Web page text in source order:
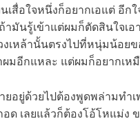
เสื่อใจหนึ่งก็อยากเอแต่ อีก
มันรู้เข้าแต่ผมก็ตัดสินใจเอ
งเหล้านั้นตรงไปที่หนุ่มน้อย
มอีกแหละ แต่ผมก็อยากเห
ยอยู่ด้วยไปต้องพูดพล่ามทำเ
อด เลยแล้วก็ต้องโอ้โหแม่ง